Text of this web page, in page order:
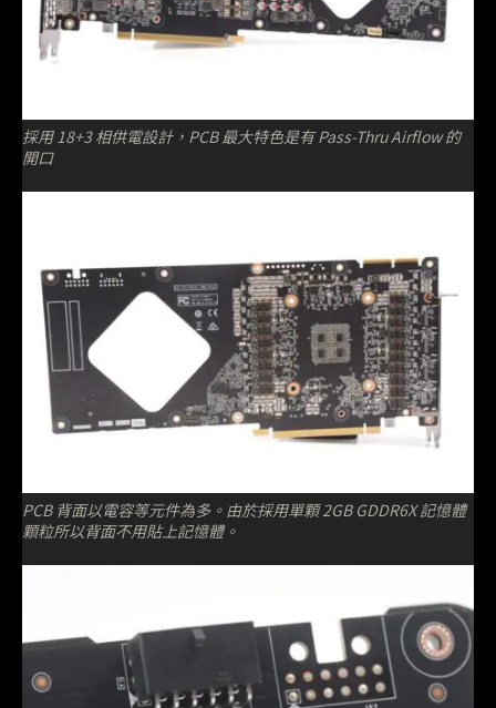
採用 18+3 相供電設計，PCB 最大特色是有 Pass-Thru Airflow 的
開口
PCB 背面以電容等元件為多。由於採用單顆 2GB GDDR6X 記憶體
顆粒所以背面不用貼上記憶體。